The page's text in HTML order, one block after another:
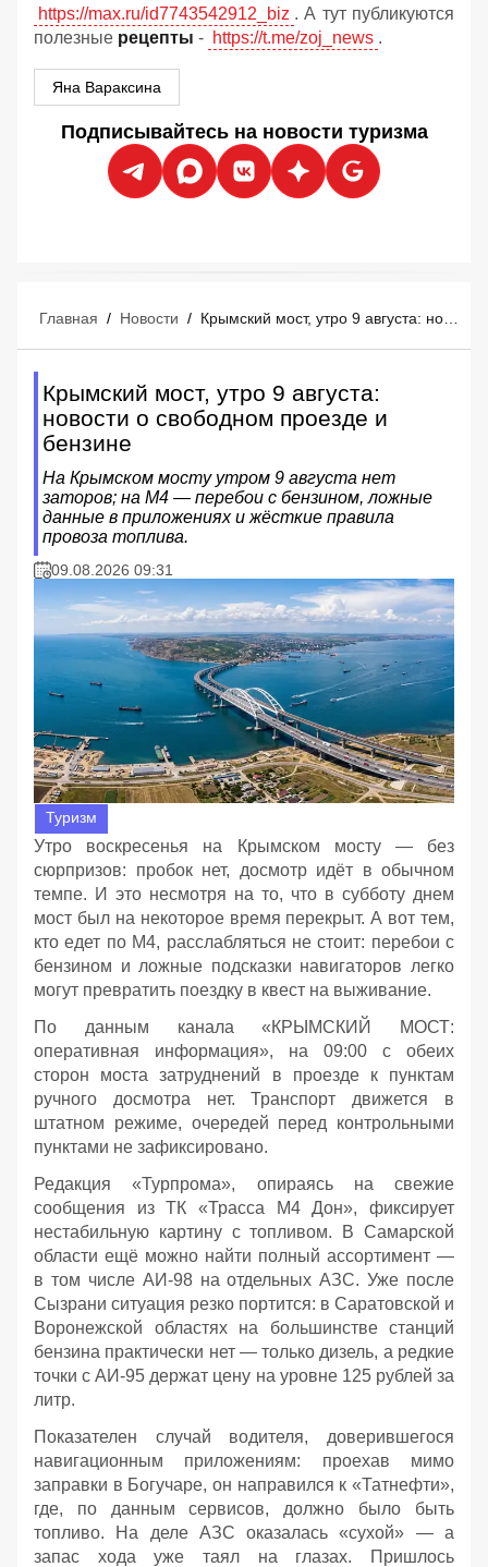
https://max.ru/id7743542912_biz . А тут публикуются
полезные рецепты - https://t.me/zoj_news .
Яна Вараксина
Подписывайтесь на новости туризма
Главная / Новости /
Крымский мост, утро 9 августа:
новости о свободном проезде и
бензине
На Крымском мосту утром 9 августа нет
заторов; на М4 — перебои с бензином, ложные
данные в приложениях и жёсткие правила
провоза топлива.
09.08.2026 09:31
Туризм
Утро воскресенья на Крымском мосту — без
сюрпризов: пробок нет, досмотр идёт в обычном
темпе. И это несмотря на то, что в субботу днем
мост был на некоторое время перекрыт. А вот тем,
кто едет по М4, расслабляться не стоит: перебои с
бензином и ложные подсказки навигаторов легко
могут превратить поездку в квест на выживание.
По данным канала «КРЫМСКИЙ МОСТ:
оперативная информация», на 09:00 с обеих
сторон моста затруднений в проезде к пунктам
ручного досмотра нет. Транспорт движется в
штатном режиме, очередей перед контрольными
пунктами не зафиксировано.
Редакция «Турпрома», опираясь на свежие
сообщения из ТК «Трасса М4 Дон», фиксирует
нестабильную картину с топливом. В Самарской
области ещё можно найти полный ассортимент —
в том числе АИ‑98 на отдельных АЗС. Уже после
Сызрани ситуация резко портится: в Саратовской и
Воронежской областях на большинстве станций
бензина практически нет — только дизель, а редкие
точки с АИ‑95 держат цену на уровне 125 рублей за
литр.
Показателен случай водителя, доверившегося
навигационным приложениям: проехав мимо
заправки в Богучаре, он направился к «Татнефти»,
где, по данным сервисов, должно было быть
топливо. На деле АЗС оказалась «сухой» — а
запас хода уже таял на глазах. Пришлось